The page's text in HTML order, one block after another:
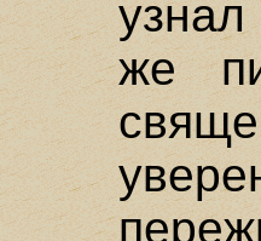
же